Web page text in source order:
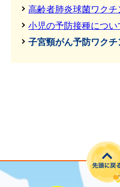
高齢者肺炎球菌ワクチ
小児の予防接種につい
子宮頸がん予防ワク